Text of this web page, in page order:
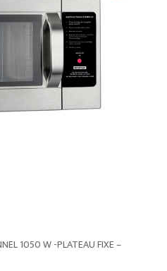
1050 W -PLATEAU FIXE –